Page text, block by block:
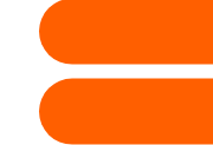
du inte har